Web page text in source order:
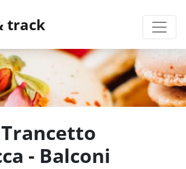
track
- Balconi